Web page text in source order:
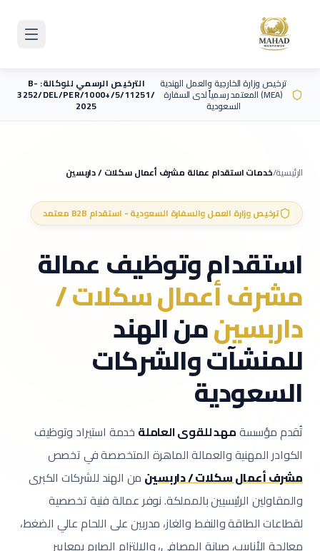
ترخيص وزارة الخارجية والعمل الهندية
(MEA) المعتمد رسمياً لدى السفارة
السعودية
الترخيص الرسمي للوكالة: B-
3252/DEL/PER/1000+/5/11251/
2025
الرئيسية/خدمات استقدام عمالة مشرف أعمال سكلات / داربسين
ترخيص وزارة العمل والسفارة السعودية - استقدام B2B معتمد
استقدام وتوظيف عمالة
مشرف أعمال سكلات /
داربسينمن الهند
للمنشآت والشركات
السعودية
تُقدم مؤسسةمهد للقوى العاملة خدمة استيراد وتوظيف
الكوادر المهنية والعمالة الماهرة المتخصصة في تخصص
مشرف أعمال سكلات / داربسين من الهند للشركات الكبرى
والمقاولين الرئيسيين بالمملكة.نوفر عمالة فنية تخصصية
لقطاعات الطاقة والنفط والغاز، مدربين على اللحام عالي الضغط،
معالجة الأنابيب، صيانة المصافي، والالتزام الصارم بمعايير